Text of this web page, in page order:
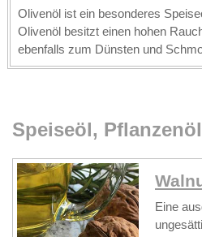
Olivenöl ist ein besonderes
Olivenöl besitzt einen hohen
ebenfalls zum Dünsten und
Speiseöl,
Eine